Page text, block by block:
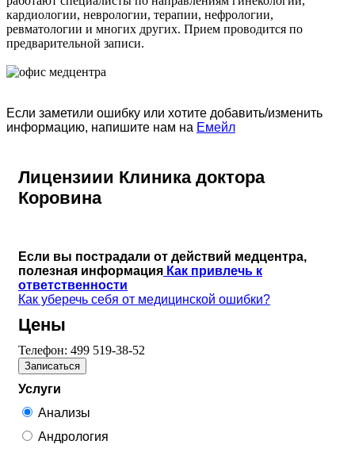
кардиологии, неврологии, терапии, нефрологии,
ревматологии и многих других. Прием проводится по
предварительной записи.
Если заметили ошибку или хотите добавить/изменить
информацию, напишите нам на Емейл
Лицензиии Клиника доктора
Коровина
Если вы пострадали от действий медцентра,
полезная информация Как привлечь к
ответственности
Как уберечь себя от медицинской ошибки?
Цены
Телефон: 499 519-38-52
Записаться
Услуги
Анализы
Андрология